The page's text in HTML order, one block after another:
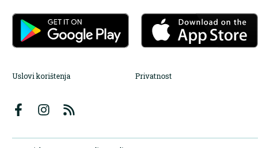
Uslovi korištenja Privatnost